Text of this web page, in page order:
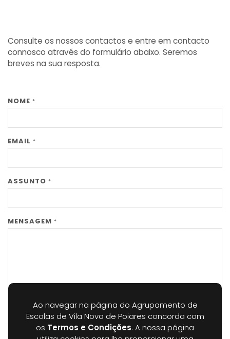
Consulte os nossos contactos e entre em contacto
connosco através do formulário abaixo. Seremos
breves na sua resposta.
NOME *
EMAIL *
ASSUNTO *
MENSAGEM *
Ao navegar na página do Agrupamento de
Escolas de Vila Nova de Poiares concorda com
os Termos e Condições. A nossa página